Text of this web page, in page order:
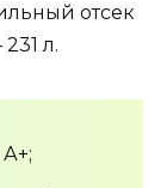
отсек
л.